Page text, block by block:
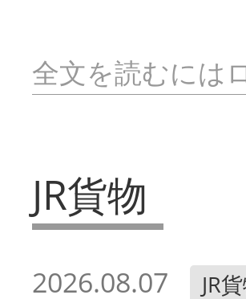
全文を読むには
JR貨物
2026.08.07 JR